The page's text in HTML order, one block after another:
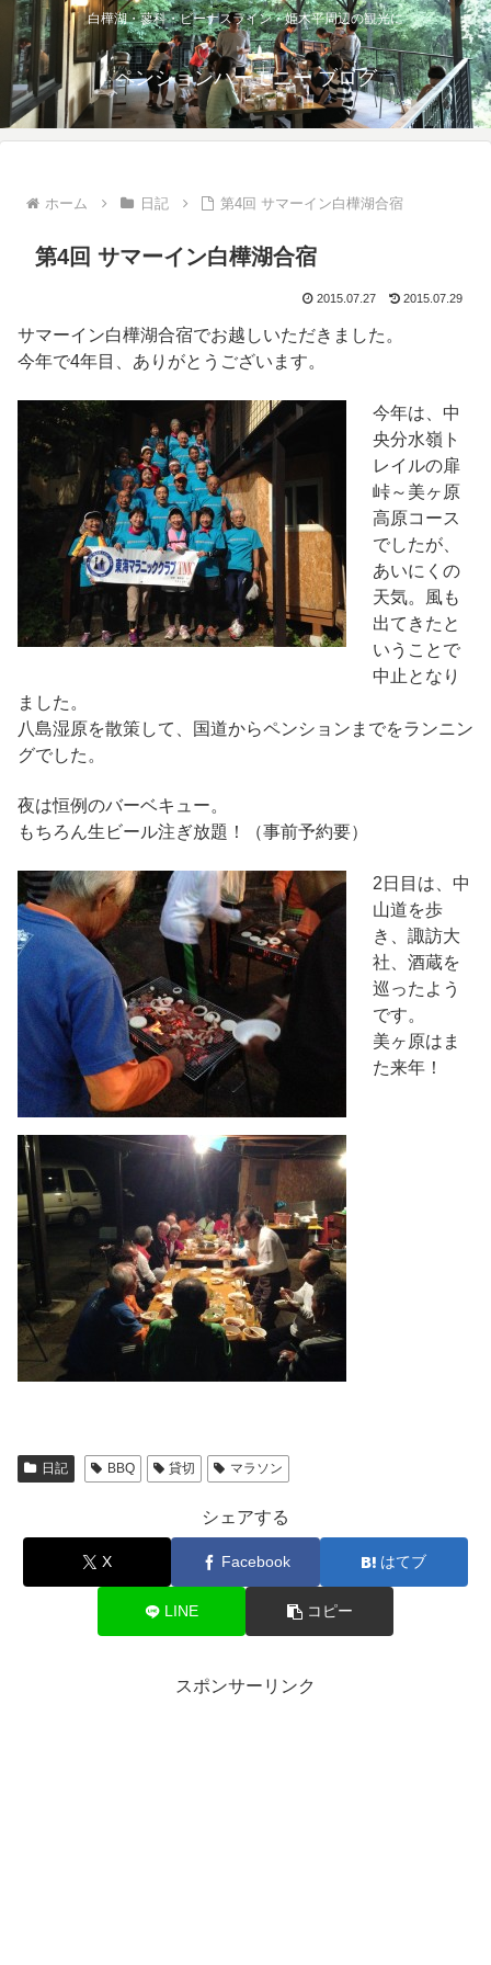
白樺湖・蓼科・ビーナスライン・姫木平周辺の観光に
ペンションハーモニー ブログ
ホーム 日記 第4回 サマーイン白樺湖合宿
第4回 サマーイン白樺湖合宿
2015.07.27 2015.07.29
サマーイン白樺湖合宿でお越しいただきました。
今年で4年目、ありがとうございます。
今年は、中
央分水嶺ト
レイルの扉
峠～美ヶ原
高原コース
でしたが、
あいにくの
天気。風も
出てきたと
いうことで
中止となり
ました。
八島湿原を散策して、国道からペンションまでをランニン
グでした。
夜は恒例のバーベキュー。
もちろん生ビール注ぎ放題！（事前予約要）
2日目は、中
山道を歩
き、諏訪大
社、酒蔵を
巡ったよう
です。
美ヶ原はま
た来年！
日記 BBQ 貸切 マラソン
シェアする
X Facebook はてブ
LINE コピー
スポンサーリンク